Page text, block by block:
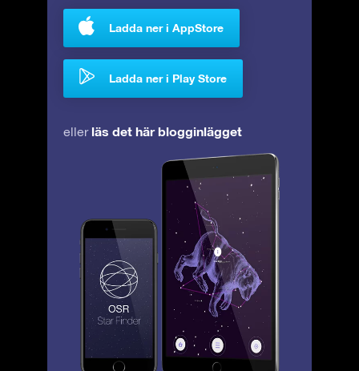
Ladda ner i AppStore
Ladda ner i Play Store
eller läs det här blogginlägget